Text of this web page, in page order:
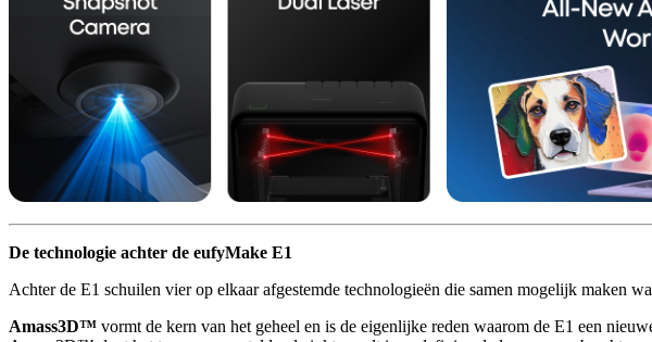
De technologie achter de eufyMake E1
Achter de E1 schuilen vier op elkaar afgestemde technologieën die samen mogelijk maken
Amass3D™ vormt de kern van het geheel en is de eigenlijke reden waarom de E1 een